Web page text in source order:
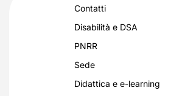
Contatti
Disabilità e DSA
PNRR
Sede
Didattica e e-learning